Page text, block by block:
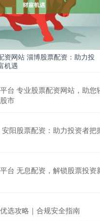
资网站 淄博股票配资：助力投
机遇
台 专业股票配资网站，助您
市
阳股票配资：助力投资者把
台 无息配资，解锁股票投资
选攻略｜合规安全指南